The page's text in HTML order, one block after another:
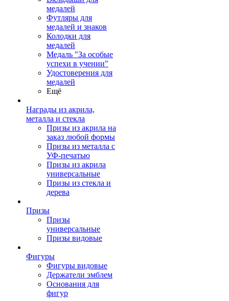
медалей
Футляры для
медалей и знаков
Колодки для
медалей
Медаль "За особые
успехи в учении"
Удостоверения для
медалей
Ещё
Награды из акрила,
металла и стекла
Призы из акрила на
заказ любой формы
Призы из металла с
УФ-печатью
Призы из акрила
универсальные
Призы из стекла и
дерева
Призы
Призы
универсальные
Призы видовые
Фигуры
Фигуры видовые
Держатели эмблем
Основания для
фигур